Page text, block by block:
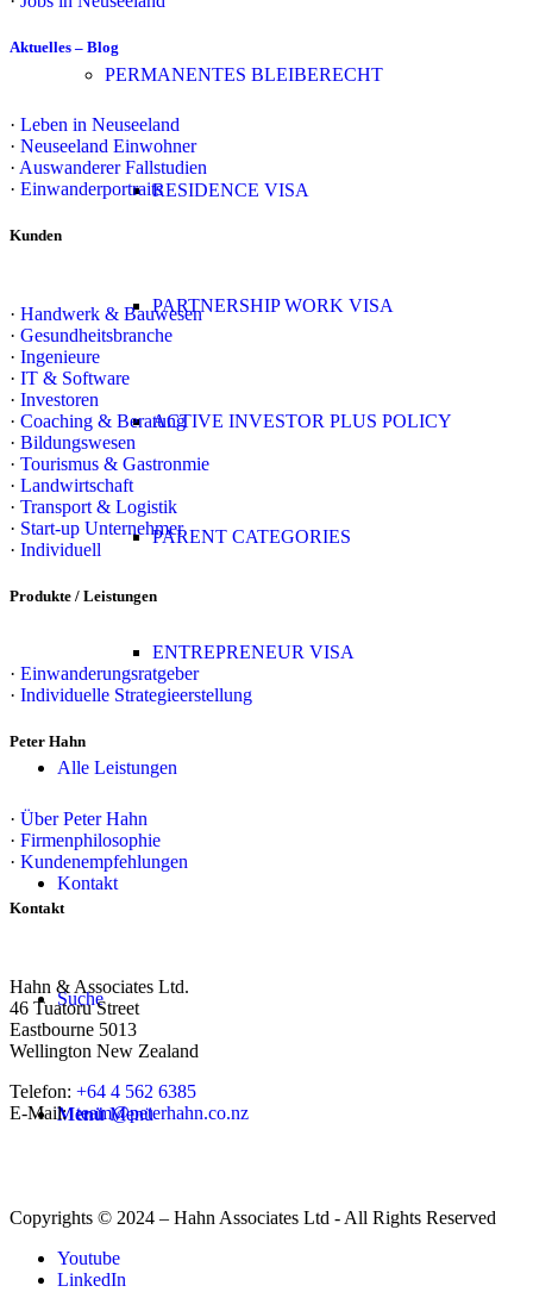
PERMANENTES BLEIBERECHT
RESIDENCE VISA
PARTNERSHIP WORK VISA
ACTIVE INVESTOR PLUS POLICY
PARENT CATEGORIES
ENTREPRENEUR VISA
Alle Leistungen
Kontakt
Suche
Menü Menü
Aktuelles – Blog
· Leben in Neuseeland
· Neuseeland Einwohner
· Auswanderer Fallstudien
· Einwanderportraits
Kunden
· Handwerk & Bauwesen
· Gesundheitsbranche
· Ingenieure
· IT & Software
· Investoren
· Coaching & Beratung
· Bildungswesen
· Tourismus & Gastronmie
· Landwirtschaft
· Transport & Logistik
· Start-up Unternehmer
· Individuell
Produkte / Leistungen
· Einwanderungsratgeber
· Individuelle Strategieerstellung
Peter Hahn
· Über Peter Hahn
· Firmenphilosophie
· Kundenempfehlungen
Kontakt
Hahn & Associates Ltd.
46 Tuatoru Street
Eastbourne 5013
Wellington New Zealand
Telefon: +64 4 562 6385
E-Mail: team@peterhahn.co.nz
Copyrights © 2024 – Hahn Associates Ltd - All Rights Reserved
Youtube
LinkedIn